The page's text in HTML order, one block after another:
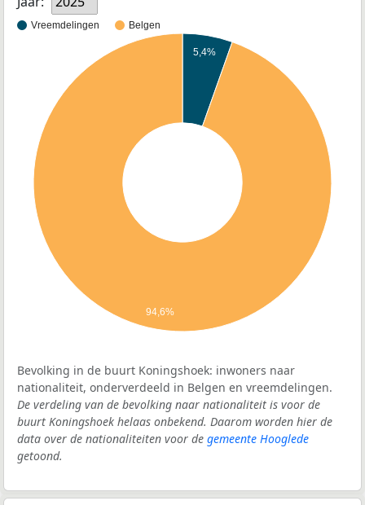
Vreemdelingen Belgen
5,4%
94,6%
Bevolking in de buurt Koningshoek: inwoners naar
nationaliteit, onderverdeeld in Belgen en vreemdelingen.
De verdeling van de bevolking naar nationaliteit is voor de
buurt Koningshoek helaas onbekend. Daarom worden hier de
data over de nationaliteiten voor de gemeente Hooglede
getoond.